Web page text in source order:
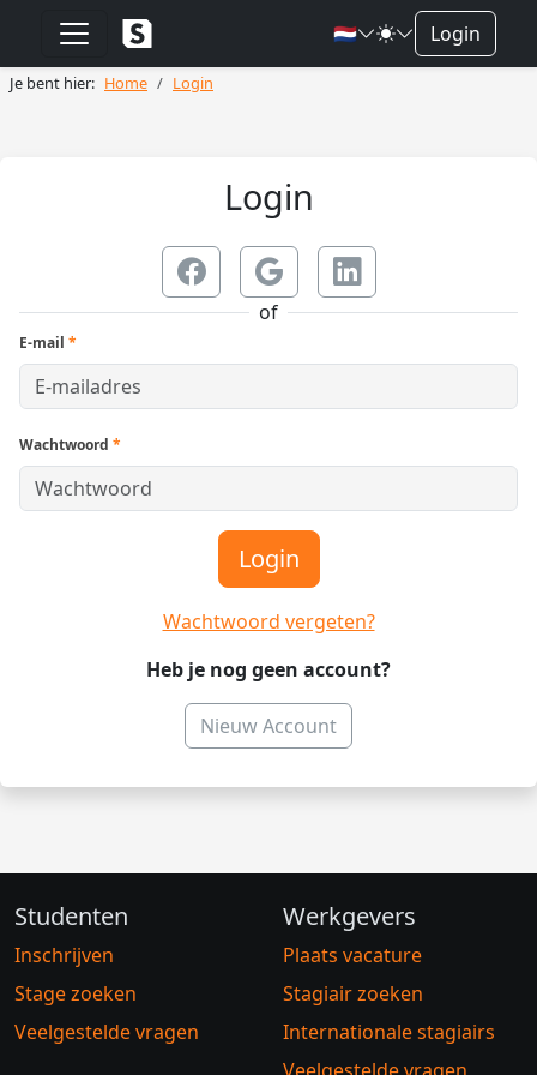
🇳🇱 Login
Je bent hier: Home Login
Login
of
E-mail *
Wachtwoord *
Login
Wachtwoord vergeten?
Heb je nog geen account?
Nieuw Account
Studenten
Inschrijven
Stage zoeken
Veelgestelde vragen
Werkgevers
Plaats vacature
Stagiair zoeken
Internationale stagiairs